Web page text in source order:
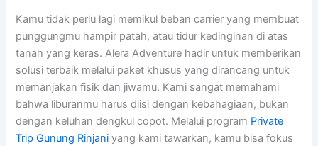
Kamu tidak perlu lagi memikul beban carrier yang membuat
punggungmu hampir patah, atau tidur kedinginan di atas
tanah yang keras. Alera Adventure hadir untuk memberikan
solusi terbaik melalui paket khusus yang dirancang untuk
memanjakan fisik dan jiwamu. Kami sangat memahami
bahwa liburanmu harus diisi dengan kebahagiaan, bukan
dengan keluhan dengkul copot. Melalui program Private
Trip Gunung Rinjani yang kami tawarkan, kamu bisa fokus